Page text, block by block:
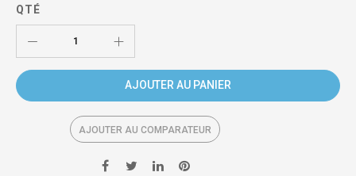
QTÉ
AJOUTER AU PANIER
AJOUTER AU COMPARATEUR